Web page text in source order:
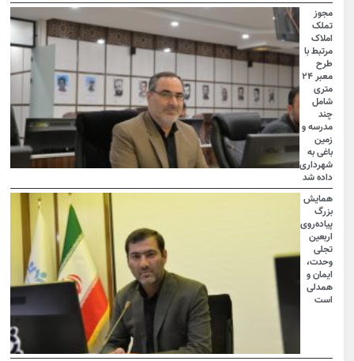
مجوز
تملک
املاک
مرتبط با
طرح
معبر ۲۴
متری
شامل
چند
مدرسه و
زمین
باغی به
شهرداری
داده شد
همایش
بزرگ
پیاده‌روی
اربعین
تجلی
وحدت،
ایمان و
همدلی
است